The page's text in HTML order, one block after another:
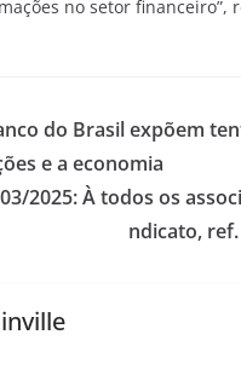
no setor financeiro”,
do Brasil expõem
e a economia
2025: À todos os
ndicato,